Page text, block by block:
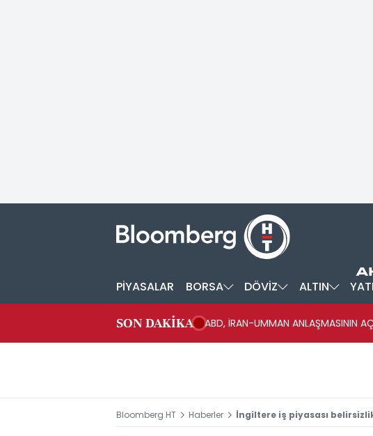
PİYASALAR BORSA DÖVİZ ALTIN
SON DAKİKA ABD, İRAN-UMMAN ANLAŞMASININ
Bloomberg HT Haberler İngiltere iş piyasası